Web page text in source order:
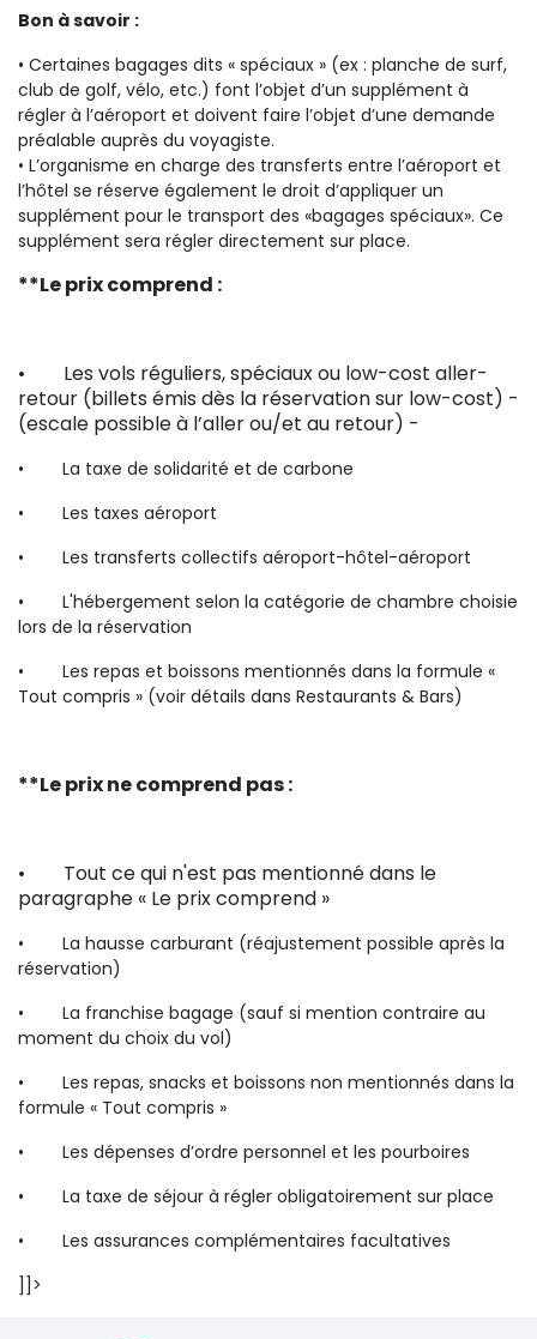
Bon à savoir :
• Certaines bagages dits « spéciaux » (ex : planche de surf,
club de golf, vélo, etc.) font l’objet d’un supplément à
régler à l’aéroport et doivent faire l’objet d’une demande
préalable auprès du voyagiste.
• L’organisme en charge des transferts entre l’aéroport et
l’hôtel se réserve également le droit d’appliquer un
supplément pour le transport des «bagages spéciaux». Ce
supplément sera régler directement sur place.
**Le prix comprend :
• Les vols réguliers, spéciaux ou low-cost aller-
retour (billets émis dès la réservation sur low-cost) -
(escale possible à l’aller ou/et au retour) -
•
La taxe de solidarité et de carbone
•
Les taxes aéroport
•
Les transferts collectifs aéroport-hôtel-aéroport
•
L'hébergement selon la catégorie de chambre choisie
lors de la réservation
•
Les repas et boissons mentionnés dans la formule «
Tout compris » (voir détails dans Restaurants & Bars)
**Le prix ne comprend pas :
• Tout ce qui n'est pas mentionné dans le
paragraphe « Le prix comprend »
•
La hausse carburant (réajustement possible après la
réservation)
•
La franchise bagage (sauf si mention contraire au
moment du choix du vol)
•
Les repas, snacks et boissons non mentionnés dans la
formule « Tout compris »
•
Les dépenses d’ordre personnel et les pourboires
•
La taxe de séjour à régler obligatoirement sur place
•
Les assurances complémentaires facultatives
]]>